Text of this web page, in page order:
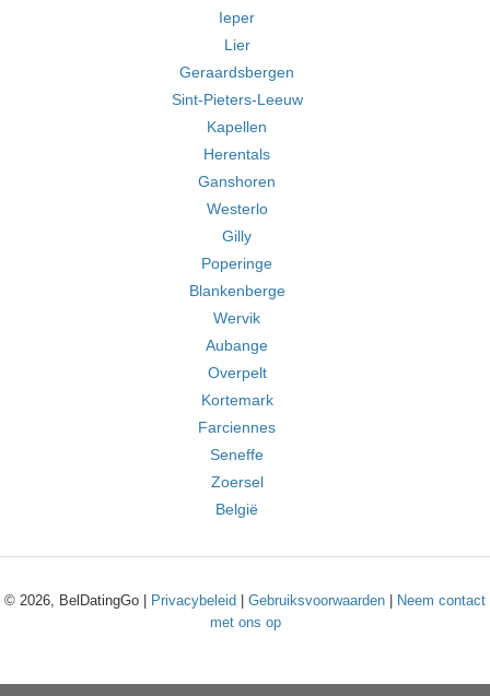
Ieper
Lier
Geraardsbergen
Sint-Pieters-Leeuw
Kapellen
Herentals
Ganshoren
Westerlo
Gilly
Poperinge
Blankenberge
Wervik
Aubange
Overpelt
Kortemark
Farciennes
Seneffe
Zoersel
België
© 2026, BelDatingGo | Privacybeleid Gebruiksvoorwaarden
Neem contact
met ons op